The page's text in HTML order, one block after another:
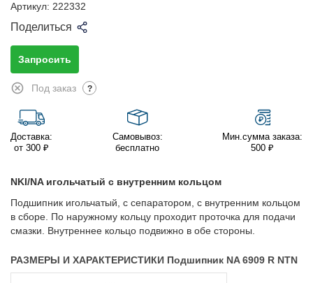
Артикул: 222332
Поделиться
Запросить
Под заказ ?
Доставка:
от 300 ₽
Самовывоз:
бесплатно
Мин.сумма заказа:
500 ₽
NKI/NA игольчатый с внутренним кольцом
Подшипник игольчатый, с сепаратором, с внутренним кольцом
в сборе. По наружному кольцу проходит проточка для подачи
смазки. Внутреннее кольцо подвижно в обе стороны.
РАЗМЕРЫ И ХАРАКТЕРИСТИКИ Подшипник NA 6909 R NTN